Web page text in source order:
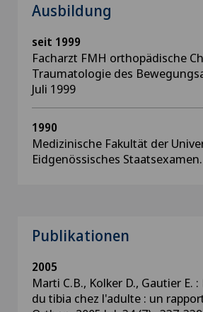
Ausbildung
seit 1999
Facharzt FMH orthopädische
Traumatologie des
Juli 1999
1990
Medizinische Fakultät der
Eidgenössisches Staatsexamen.
Publikationen
2005
Marti C.B., Kolker D., Gautier E.
du tibia chez l'adulte : un